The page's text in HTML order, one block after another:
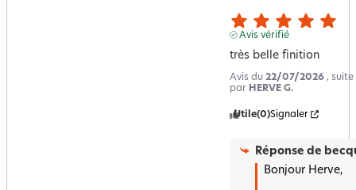
Avis vérifié
très belle finition
Avis du 22/07/2026 , suite
par HERVE G.
Utile(0)Signaler
Réponse de
Bonjour Herve,